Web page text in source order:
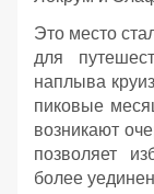
Это место
для
наплыва
пиковые
возникают
позволяет
более